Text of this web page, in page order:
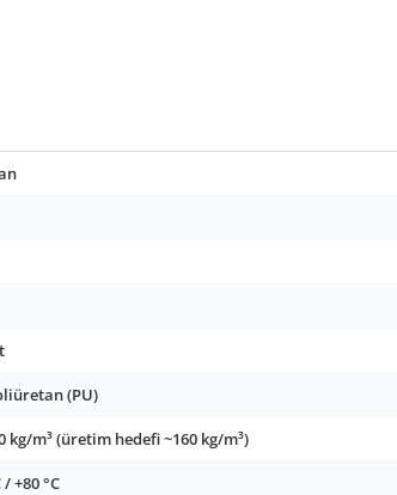
(PU)
kg/m³ (üretim hedefi ~160 kg/m³)
/ +80 °C